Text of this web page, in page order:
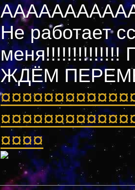
Не работает
ЖДЁМ
¤¤¤¤